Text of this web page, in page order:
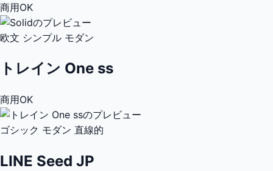
商用OK
欧文 シンプル モダン
トレイン One ss
商用OK
ゴシック モダン 直線的
LINE Seed JP